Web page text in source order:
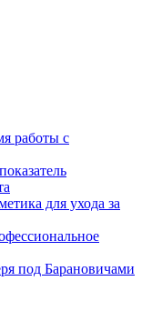
работы с
для ухода за
под Барановичами